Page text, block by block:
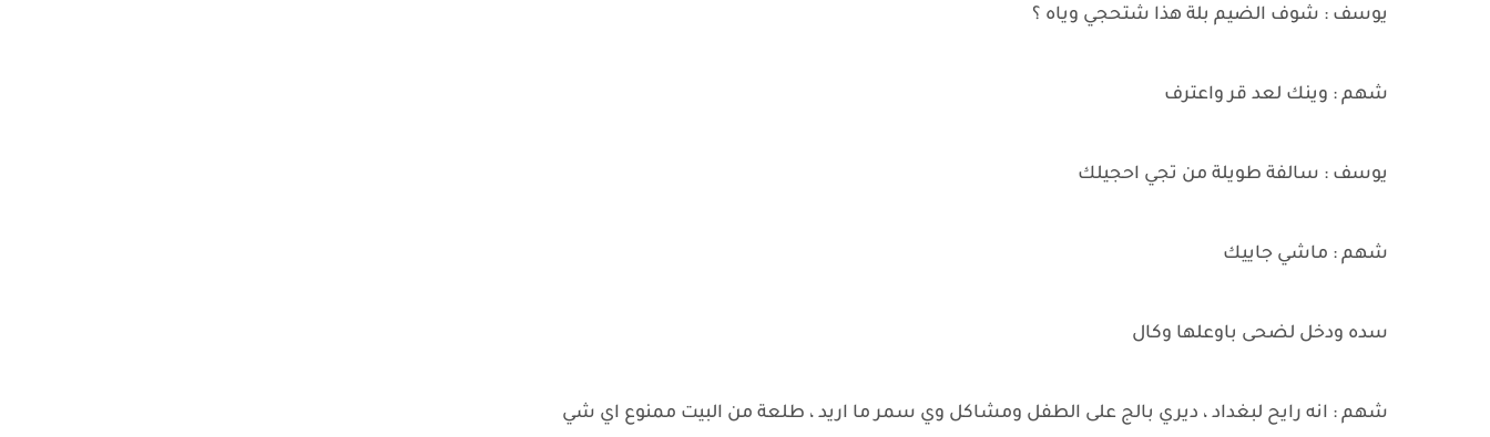
يوسف : شوف الضيم بلة هذا شتحجي وياه ؟
شهم : وينك لعد قر واعترف
يوسف : سالفة طويلة من تجي احجيلك
شهم : ماشي جاييك
سده ودخل لضحى باوعلها وكال
شهم : انه رايح لبغداد ، ديري بالج على الطفل ومشاكل وي سمر ما اريد ، طلعة من البيت ممنوع اي شي